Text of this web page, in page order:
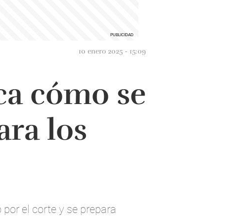
10 enero 2025 - 15:09
cómo se
los
el corte y se prepara